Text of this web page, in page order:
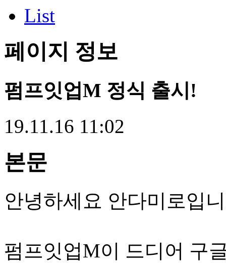
List
페이지 정보
펌프잇업M 정식 출시!
19.11.16 11:02
본문
안녕하세요 안다미로입
펌프잇업M이 드디어 구